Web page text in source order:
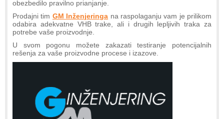
obezbedilo pravilno prianjanje.
Prodajni tim GM Inženjeringa na raspolaganju vam je prilikom
odabira adekvatne VHB trake, ali i drugih lepljivih traka za
potrebe vaše proizvodnje.
U svom pogonu možete zakazati testiranje potencijalnih
rešenja za vaše proizvodne procese i izazove.